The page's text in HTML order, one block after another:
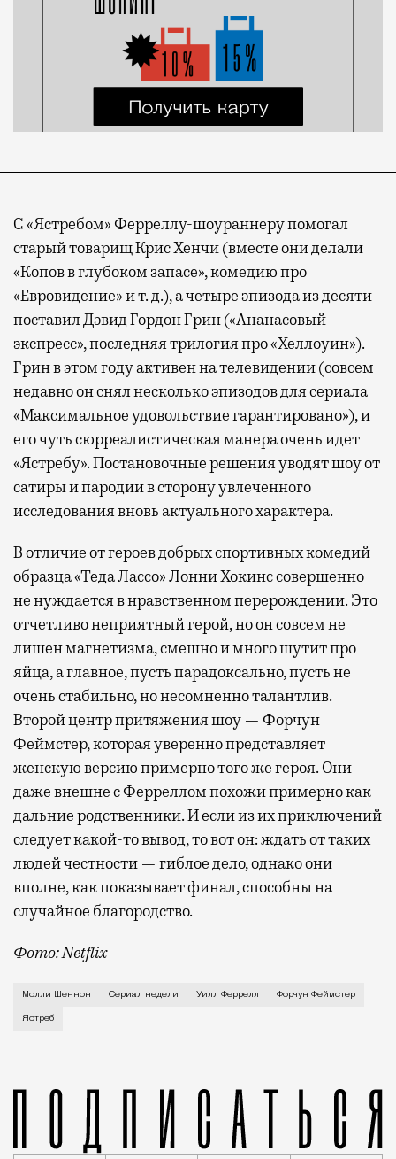
С «Ястребом» Ферреллу-шоураннеру помогал
старый товарищ Крис Хенчи (вместе они делали
«Копов в глубоком запасе», комедию про
«Евровидение» и т. д.), а четыре эпизода из десяти
поставил Дэвид Гордон Грин («Ананасовый
экспресс», последняя трилогия про «Хеллоуин»).
Грин в этом году активен на телевидении (совсем
недавно он снял несколько эпизодов для сериала
«Максимальное удовольствие гарантировано»), и
его чуть сюрреалистическая манера очень идет
«Ястребу». Постановочные решения уводят шоу от
сатиры и пародии в сторону увлеченного
исследования вновь актуального характера.
В отличие от героев добрых спортивных комедий
образца «Теда Лассо» Лонни Хокинс совершенно
не нуждается в нравственном перерождении. Это
отчетливо неприятный герой, но он совсем не
лишен магнетизма, смешно и много шутит про
яйца, а главное, пусть парадоксально, пусть не
очень стабильно, но несомненно талантлив.
Второй центр притяжения шоу — Форчун
Феймстер, которая уверенно представляет
женскую версию примерно того же героя. Они
даже внешне с Ферреллом похожи примерно как
дальние родственники. И если из их приключений
следует какой-то вывод, то вот он: ждать от таких
людей честности — гиблое дело, однако они
вполне, как показывает финал, способны на
случайное благородство.
Фото: Netflix
Когда-то Лонни Хокинс (Уилл Феррелл) был
Молли Шеннон Сериал недели Уилл Феррелл Форчун Феймстер
Ястреб